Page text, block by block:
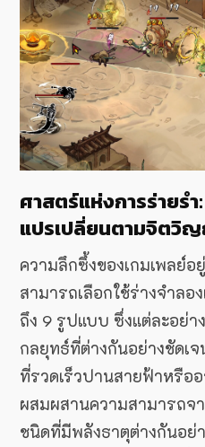
ศาสตร์แห่งการร่ายร
แปรเปลี่ยนตามจิตวิ
ความลึกซึ้งของเกมเพลย์
สามารถเลือกใช้ร่างจำลอ
ถึง 9 รูปแบบ ซึ่งแต่ละอย่า
กลยุทธ์ที่ต่างกันอย่างชัดเ
ที่รวดเร็วปานสายฟ้าหรือ
ผสมผสานความสามารถจา
ชนิดที่มีพลังธาตุต่างกันอย่